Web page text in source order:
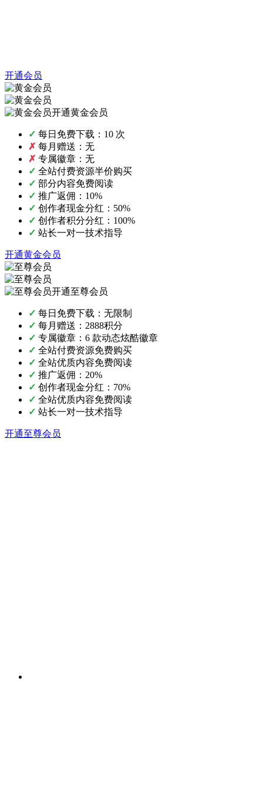
开通会员
开通黄金会员
✓ 每日免费下载：10 次
✗ 每月赠送：无
✗ 专属徽章：无
✓ 全站付费资源半价购买
✓ 部分内容免费阅读
✓ 推广返佣：10%
✓ 创作者现金分红：50%
✓ 创作者积分分红：100%
✓ 站长一对一技术指导
开通黄金会员
开通至尊会员
✓ 每日免费下载：无限制
✓ 每月赠送：2888积分
✓ 专属徽章：6 款动态炫酷徽章
✓ 全站付费资源免费购买
✓ 全站优质内容免费阅读
✓ 推广返佣：20%
✓ 创作者现金分红：70%
✓ 全站优质内容免费阅读
✓ 站长一对一技术指导
开通至尊会员